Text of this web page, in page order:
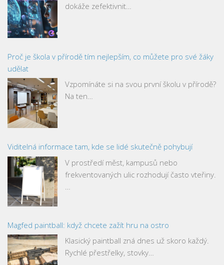
dokáže zefektivnit…
Proč je škola v přírodě tím nejlepším, co můžete pro své žáky
udělat
Vzpomínáte si na svou první školu v přírodě?
Na ten…
Viditelná informace tam, kde se lidé skutečně pohybují
V prostředí měst, kampusů nebo
frekventovaných ulic rozhodují často vteřiny.
Magfed paintball: když chcete zažít hru na ostro
Klasický paintball zná dnes už skoro každý.
Rychlé přestřelky, stovky…